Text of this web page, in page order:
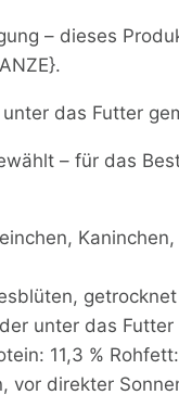
– dieses
das Futter
– für das
getrocknet
unter das
11,3 %
vor direkter